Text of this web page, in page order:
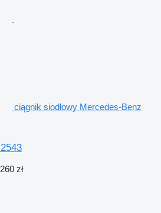
ciągnik siodłowy Mercedes-Benz
zł